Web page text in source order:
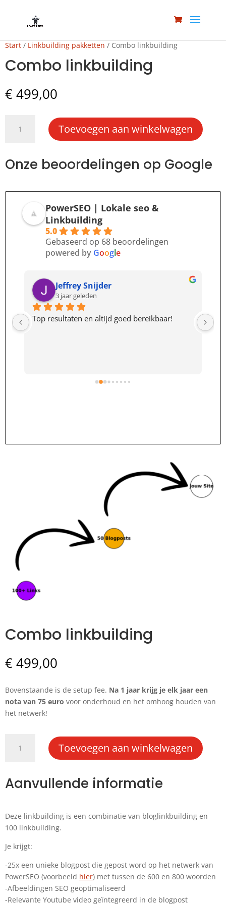
Start / Linkbuilding pakketten / Combo linkbuilding
Combo linkbuilding
€499,00
linkbuilding
Toevoegen aan winkelwagen
Onze beoordelingen op Google
PowerSEO | Lokale seo &
Linkbuilding
5.0
Gebaseerd op 68 beoordelingen
powered by Google
Jeffrey Snijder
3 jaar geleden
Top resultaten en altijd goed bereikbaar!
Combo linkbuilding
€499,00
Bovenstaande is de setup fee. Na 1 jaar krijg je elk jaar een
nota van 75 euro voor onderhoud en het omhoog houden van
het netwerk!
linkbuilding
Toevoegen aan winkelwagen
Aanvullende informatie
Deze linkbuilding is een combinatie van bloglinkbuilding en
100 linkbuilding.
Je krijgt:
-25x een unieke blogpost die gepost word op het netwerk van
PowerSEO (voorbeeld hier) met tussen de 600 en 800 woorden
-Afbeeldingen SEO geoptimaliseerd
-Relevante Youtube video geïntegreerd in de blogpost